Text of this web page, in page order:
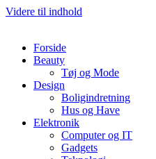
Videre til indhold
Forside
Beauty
Tøj og Mode
Design
Boligindretning
Hus og Have
Elektronik
Computer og IT
Gadgets